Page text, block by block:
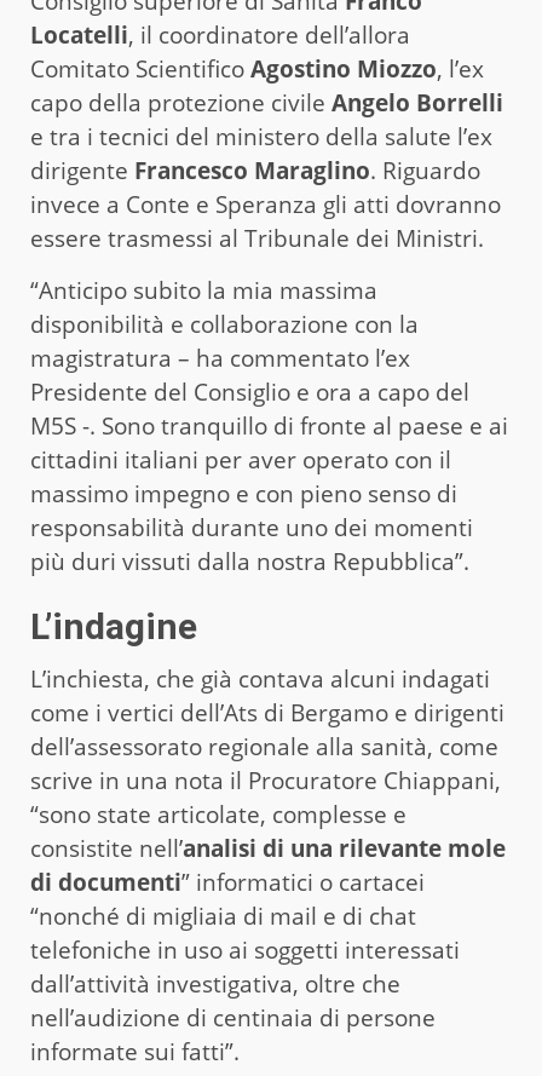
Locatelli, il coordinatore dell’allora
Comitato ScientificoAgostino Miozzo, l’ex
capo della protezione civile Angelo Borrelli
e tra i tecnici del ministero della salute l’ex
dirigente Francesco Maraglino. Riguardo
invece a Conte e Speranza gli atti dovranno
essere trasmessi al Tribunale dei Ministri.
“Anticipo subito la mia massima
disponibilità e collaborazione con la
magistratura – ha commentato l’ex
Presidente del Consiglio e ora a capo del
M5S -. Sono tranquillo di fronte al paese e ai
cittadini italiani per aver operato con il
massimo impegno e con pieno senso di
responsabilità durante uno dei momenti
più duri vissuti dalla nostra Repubblica”.
L’indagine
L’inchiesta, che già contava alcuni indagati
come i vertici dell’Ats di Bergamo e dirigenti
dell’assessorato regionale alla sanità, come
scrive in una nota il Procuratore Chiappani,
“sono state articolate, complesse e
consistite nell’analisi di una rilevante mole
di documenti” informatici o cartacei
“nonché di migliaia di mail e di chat
telefoniche in uso ai soggetti interessati
dall’attività investigativa, oltre che
nell’audizione di centinaia di persone
informate sui fatti”.